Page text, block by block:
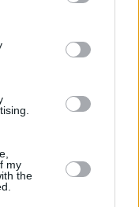
third-party tags to
in below Google
my
the
σύγχρονα
αριθμούς.
τύπου T-90M
και τα
μπορούν να
ηλεκτρονικά